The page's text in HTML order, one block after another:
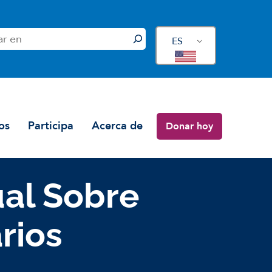
ES
Participa Acerca de Donar hoy
Sobre